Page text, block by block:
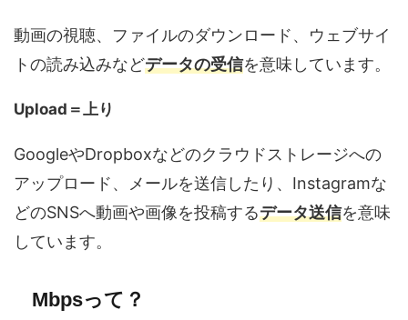
動画の視聴、ファイルのダウンロード、ウェブサイ
トの読み込みなどデータの受信を意味しています。
Upload＝上り
GoogleやDropboxなどのクラウドストレージへの
アップロード、メールを送信したり、Instagramな
どのSNSへ動画や画像を投稿するデータ送信を意味
しています。
Mbpsって？